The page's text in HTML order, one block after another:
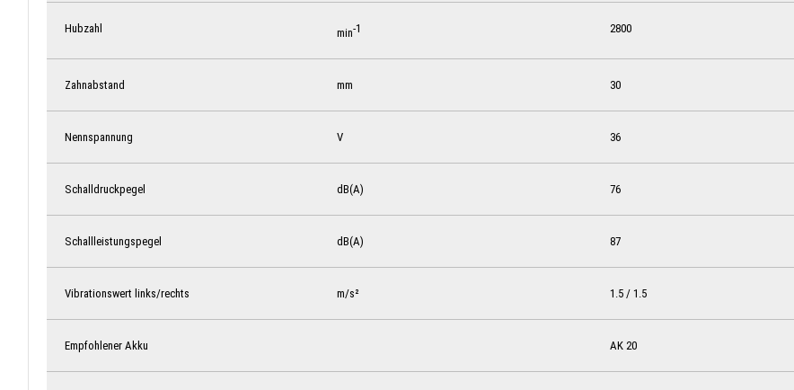
Hubzahl min-1 2800
Zahnabstand mm 30
Nennspannung V 36
Schalldruckpegel dB(A) 76
Schallleistungspegel dB(A) 87
Vibrationswert links/rechts m/s² 1.5 / 1.5
Empfohlener Akku AK 20